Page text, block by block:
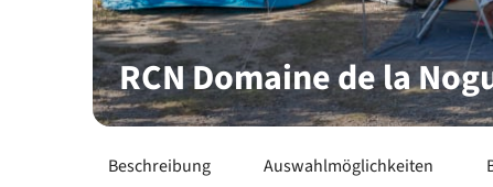
RCN Domaine de la
Beschreibung Auswahlmöglichkeiten